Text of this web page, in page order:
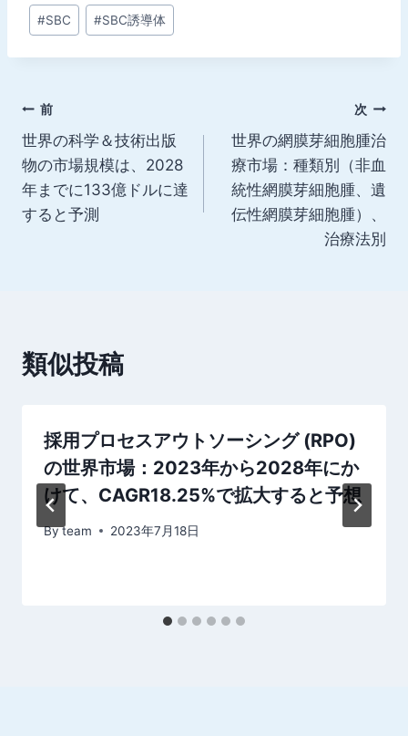
投
稿
タ
#SBC #SBC誘導体
投
稿
ナ
ビ
シ
ョ
前
世界の科学＆技術出版
物の市場規模は、2028
年までに133億ドルに達
すると予測
次
世界の網膜芽細胞腫治
療市場：種類別（非血
統性網膜芽細胞腫、遺
伝性網膜芽細胞腫）、
治療法別
類似投稿
採用プロセスアウトソーシング (RPO)
の世界市場：2023年から2028年にか
けて、CAGR18.25%で拡大すると予想
Byteam 2023年7月18日